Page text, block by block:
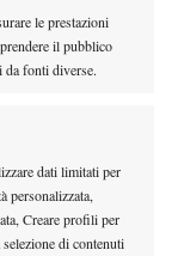
le prestazioni
il pubblico
da fonti diverse.
dati limitati per
personalizzata,
Creare profili per
di contenuti